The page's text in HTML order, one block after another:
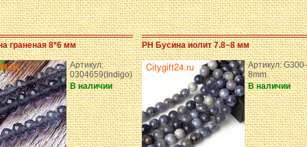
граненая 8*6 мм
Артикул:
0304659(Indigo)
В наличии
PH Бусина иолит 7.8~8 мм
Артикул:
8mm
В наличии